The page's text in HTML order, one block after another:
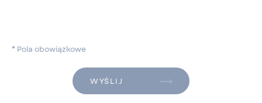
* Pola obowiązkowe
WYŚLIJ